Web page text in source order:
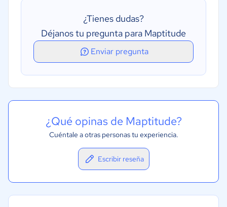
Consulta de zona de búfer
Análisis espacial
Transmisión en tiempo real
¿Tienes dudas?
Déjanos tu pregunta para Maptitude
Enviar pregunta
¿Qué opinas de Maptitude?
Cuéntale a otras personas tu experiencia.
Escribir reseña